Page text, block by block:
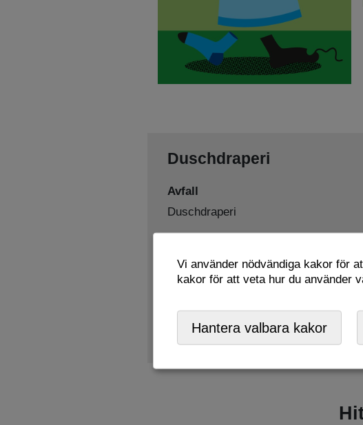
Duschdraperi
Avfall
Duschdraperi
Textil och skor
Vi använder nödvändiga kakor för
kakor för att veta hur du använder
Hantera valbara kakor